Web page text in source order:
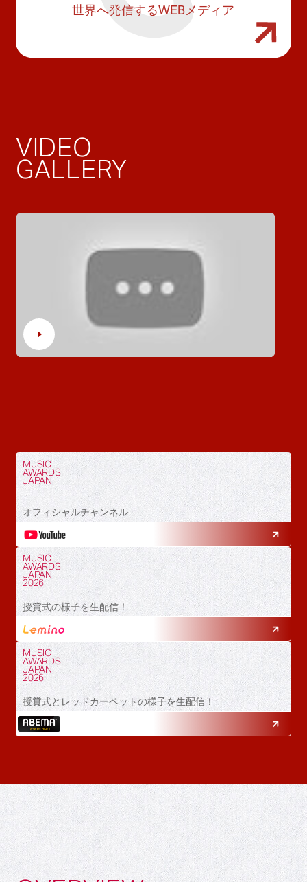
世界へ発信するWEBメディア
VIDEO
GALLERY
MUSIC
AWARDS
JAPAN
オフィシャルチャンネル
MUSIC
AWARDS
JAPAN
2026
授賞式の様子を生配信！
MUSIC
AWARDS
JAPAN
2026
授賞式とレッドカーペットの様子を生配信！